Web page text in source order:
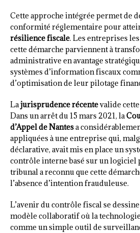
Cette approche intégrée permet de
conformité réglementaire pour
résilience fiscale. Les entreprises
cette démarche parviennent à
administrative en avantage
systèmes d’information fiscaux
d’optimisation de leur pilotage
Lajurisprudence récentevalide
Dans un arrêt du 15 mars 2021, la
d’Appel de Nantesa
appliquées à une entreprise qui,
déclarative, avait mis en place un
contrôle interne basé sur un logiciel
tribunal a reconnu que cette
l’absence d’intention frauduleuse.
L’avenir du contrôle fiscal se
modèle collaboratif où la
comme un simple outil de